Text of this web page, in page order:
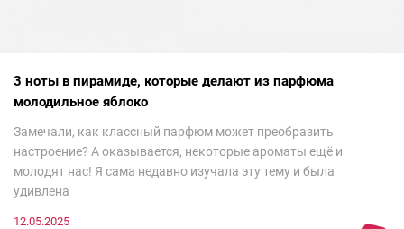
3 ноты в пирамиде, которые делают из парфюма
молодильное яблоко
Замечали, как классный парфюм может преобразить
настроение? А оказывается, некоторые ароматы ещё и
молодят нас! Я сама недавно изучала эту тему и была
удивлена
12.05.2025